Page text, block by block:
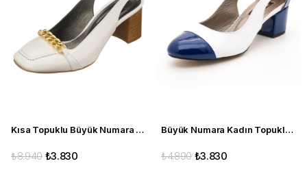
Kısa Topuklu Büyük Numara Kadın Stiletto LTF00161 Beyaz
₺3.830
₺8.940
Büyük Numara Kadın Topuklu Ayakakbı 15105 Lacivert beyaz
₺3.830
₺4.890